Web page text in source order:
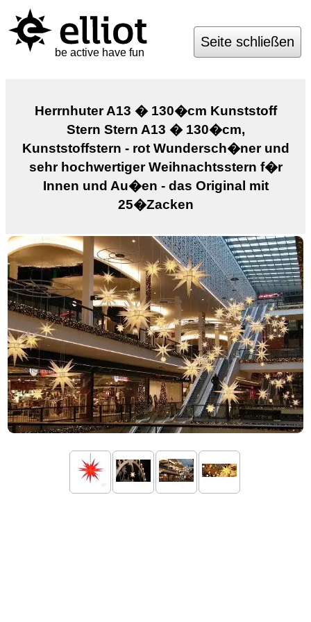
be active have fun
Seite schließen
Herrnhuter A13 � 130�cm Kunststoff
Stern Stern A13 � 130�cm,
Kunststoffstern - rot Wundersch�ner und
sehr hochwertiger Weihnachtsstern f�r
Innen und Au�en - das Original mit
25�Zacken